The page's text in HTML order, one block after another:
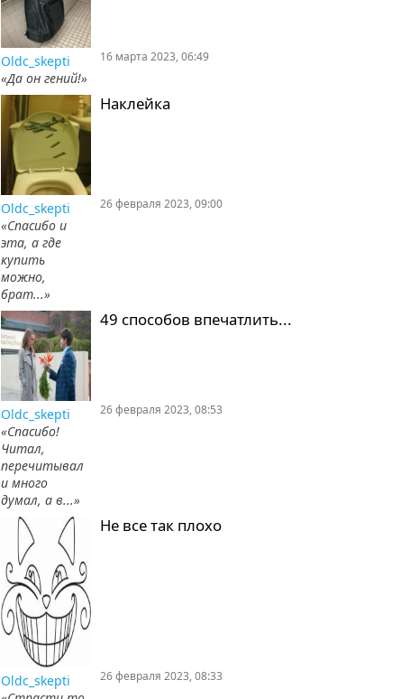
Oldc_skepti
«Да он гений!»
16 марта 2023, 06:49
Наклейка
Oldc_skepti
«Спасибо и
эта, а где
купить
можно,
брат...»
26 февраля 2023, 09:00
49 способов впечатлить...
Oldc_skepti
«Спасибо!
Читал,
перечитывал
и много
думал, а в...»
26 февраля 2023, 08:53
Не все так плохо
Oldc_skepti
26 февраля 2023, 08:33